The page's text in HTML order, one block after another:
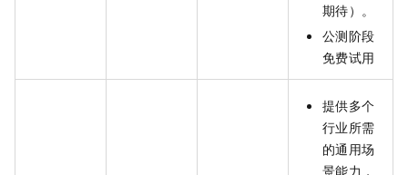
期待）。
公测阶段
免费试用
提供多个
行业所需
的通用场
景能力，